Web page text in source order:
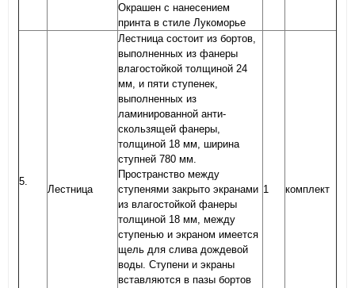
Окрашен с нанесением
принта в стиле Лукоморье
5.
Лестница
Лестница состоит из бортов,
выполненных из фанеры
влагостойкой толщиной 24
мм, и пяти ступенек,
выполненных из
ламинированной анти-
скользящей фанеры,
толщиной 18 мм, ширина
ступней 780 мм.
Пространство между
ступенями закрыто экранами
из влагостойкой фанеры
толщиной 18 мм, между
ступенью и экраном имеется
щель для слива дождевой
воды. Ступени и экраны
вставляются в пазы бортов
1 комплект